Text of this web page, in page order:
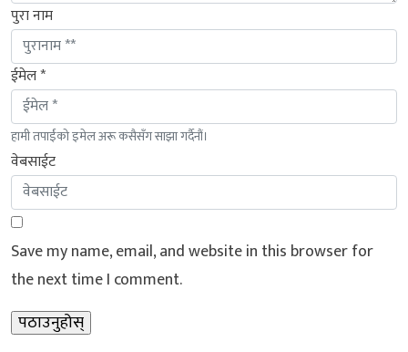
पुरा नाम
ईमेल *
हामी तपाईंको इमेल अरू कसैसँग साझा गर्दैनौं।
वेबसाईट
Save my name, email, and website in this browser for
the next time I comment.